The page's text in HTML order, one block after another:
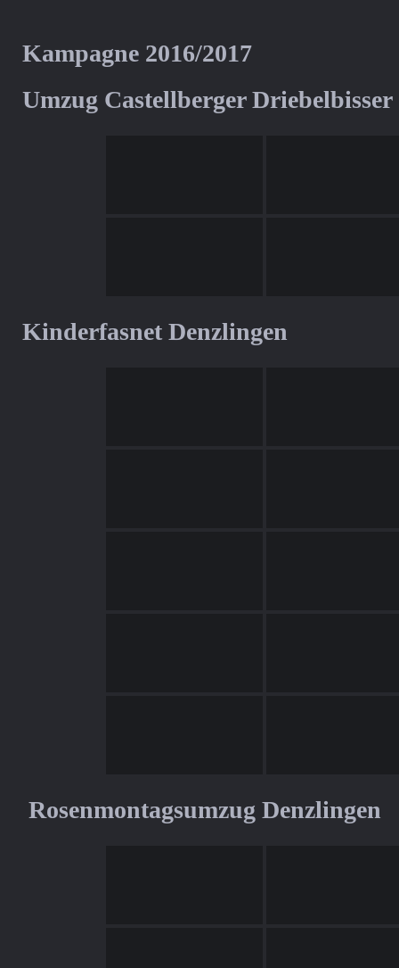
Kampagne 2016/2017
Umzug Castellberger
Kinderfasnet Denzlingen
Rosenmontagsumzug Denzlingen